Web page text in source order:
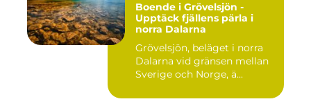
Boende i Grövelsjön -
Upptäck fjällens pärla i
norra Dalarna
Grövelsjön, beläget i norra
Dalarna vid gränsen mellan
Sverige och Norge, ä...